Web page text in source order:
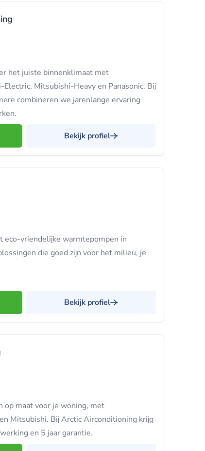
het juiste binnenklimaat met
Mitsubishi-Heavy en Panasonic. Bij
combineren we jarenlange ervaring
Bekijk profiel
vriendelijke warmtepompen in
die goed zijn voor het milieu, je
Bekijk profiel
maat voor je woning, met
Mitsubishi. Bij Arctic Airconditioning krijg
en 5 jaar garantie.